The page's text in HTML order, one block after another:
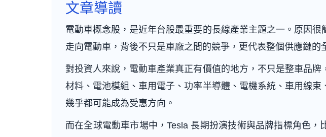
文章導讀
電動車概念股，是近年台股最重要的長線產業主題之一。原因
走向電動車，背後不只是車廠之間的競爭，更代表整個供應鏈的
對投資人來說，電動車產業真正有價值的地方，不只是整車品
材料、電池模組、車用電子、功率半導體、電機系統、車用線束
幾乎都可能成為受惠方向。
而在全球電動車市場中，Tesla 長期扮演技術與品牌指標角色，